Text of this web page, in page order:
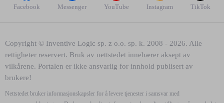
Facebook Messenger YouTube Instagram TikTok
Copyright © Inventive Logic sp. z o.o. sp. k. 2008 - 2026. Alle
rettigheter reservert. Bruk av nettstedet innebærer aksept av
vilkårene. Portalen er ikke ansvarlig for innhold publisert av
brukere!
Nettstedet bruker informasjonskapsler for å levere tjenester i samsvar med